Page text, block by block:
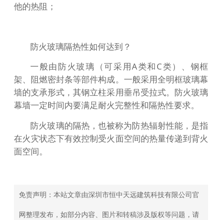
他的热阻；
防火玻璃隔热性如何达到？
一般由防火玻璃（可采用A类和C类）、钢框
架、阻燃密封条等部件构成。一般采用全明框玻璃幕
墙的支承形式，其钢立柱采用垂吊受拉式。防火玻璃
幕墙一定时间内要满足耐火完整性和隔热性要求。
防火玻璃的隔热，也被称为防热辐射性能，是指
在火灾状态下有效控制受火面空间的热量传递到背火
面空间。
免责声明：本站文章由深圳市恒中天远建筑科技有限公司官
网整理发布，如部分内容、图片和转稿涉及版权等问题，请